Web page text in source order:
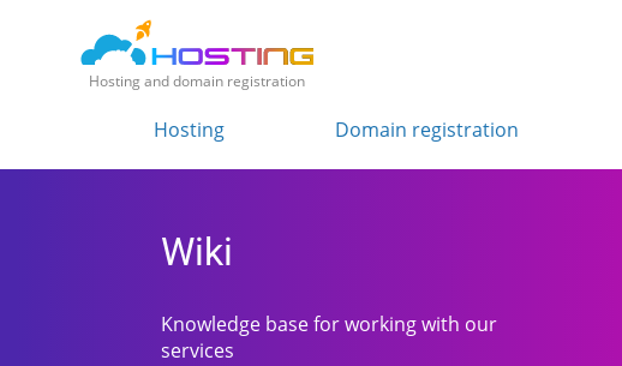
Hosting and domain registration
Hosting Domain registration
Wiki
Knowledge base for working with our
services